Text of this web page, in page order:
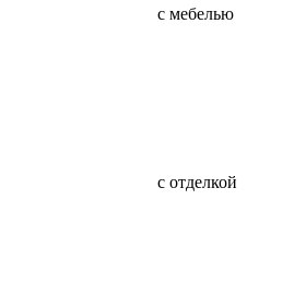
с мебелью
с отделкой